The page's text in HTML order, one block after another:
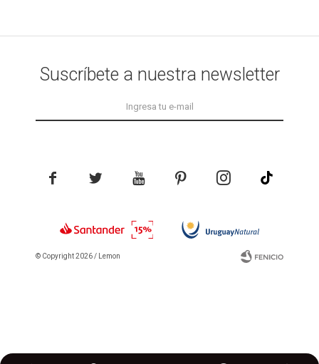
Suscríbete a nuestra newsletter
    
© Copyright 2026 / Lemon
Fenicio